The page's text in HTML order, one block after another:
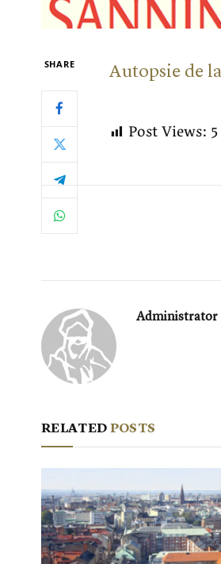
SHARE Autopsie de
Post Views:
Administrator
RELATEDPOSTS